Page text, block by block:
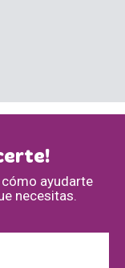
ayudarte
necesitas.